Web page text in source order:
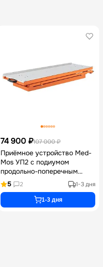
74 900 ₽107 000 ₽
Приёмное устройство Med-
Mos УП2 с подиумом
продольно-поперечным
перемещением и нишей под
спинальный щит 7А3 для
автомобилей скорой
медицинской помощи
5 2 1-3 дня
1-3 дня